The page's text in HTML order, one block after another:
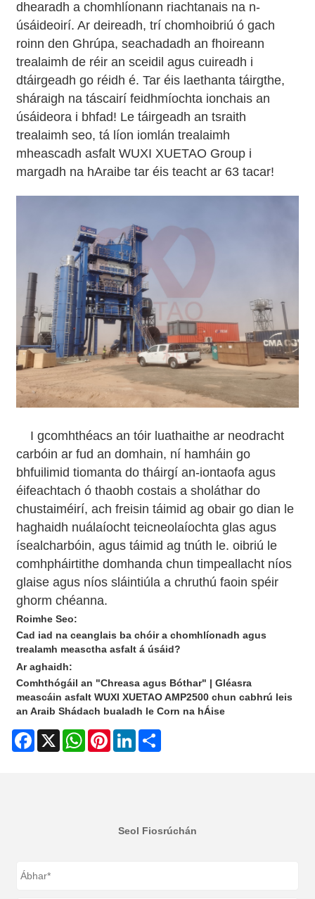
dhearadh a chomhlíonann riachtanais na n-
úsáideoirí. Ar deireadh, trí chomhoibriú ó gach
roinn den Ghrúpa, seachadadh an fhoireann
trealaimh de réir an sceidil agus cuireadh i
dtáirgeadh go réidh é. Tar éis laethanta táirgthe,
sháraigh na táscairí feidhmíochta ionchais an
úsáideora i bhfad! Le táirgeadh an tsraith
trealaimh seo, tá líon iomlán trealaimh
mheascadh asfalt WUXI XUETAO Group i
margadh na hAraibe tar éis teacht ar 63 tacar!
I gcomhthéacs an tóir luathaithe ar neodracht
carbóin ar fud an domhain, ní hamháin go
bhfuilimid tiomanta do tháirgí an-iontaofa agus
éifeachtach ó thaobh costais a sholáthar do
chustaiméirí, ach freisin táimid ag obair go dian le
haghaidh nuálaíocht teicneolaíochta glas agus
ísealcharbóin, agus táimid ag tnúth le. oibriú le
comhpháirtithe domhanda chun timpeallacht níos
glaise agus níos sláintiúla a chruthú faoin spéir
ghorm chéanna.
Roimhe Seo:
Cad iad na ceanglais ba chóir a chomhlíonadh agus
trealamh measctha asfalt á úsáid?
Ar aghaidh:
Comhthógáil an "Chreasa agus Bóthar" | Gléasra
meascáin asfalt WUXI XUETAO AMP2500 chun cabhrú leis
an Araib Shádach bualadh le Corn na hÁise
Facebook
X WhatsAppPinterestLinkedIn
Seol Fiosrúchán